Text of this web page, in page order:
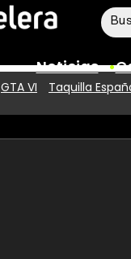
Noticias
GTA VI Taquilla